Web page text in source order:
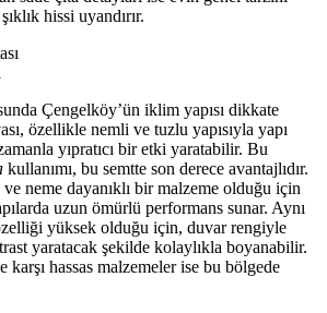
hissi uyandırır.
Çengelköy’ün iklim yapısı dikkate
özellikle nemli ve tuzlu yapısıyla yapı
yıpratıcı bir etki yaratabilir. Bu
kullanımı, bu semtte son derece avantajlıdır.
neme dayanıklı bir malzeme olduğu için
uzun ömürlü performans sunar. Aynı
yüksek olduğu için, duvar rengiyle
yaratacak şekilde kolaylıkla boyanabilir.
karşı hassas malzemeler ise bu bölgede